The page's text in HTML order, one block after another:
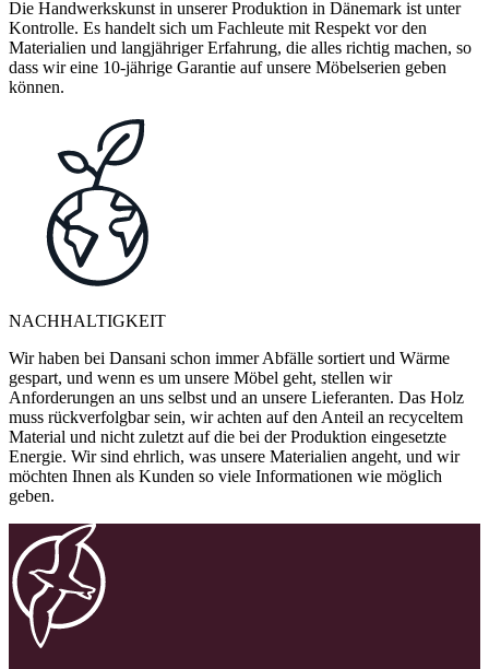
Die Handwerkskunst in unserer Produktion in Dänemark ist unter
Kontrolle. Es handelt sich um Fachleute mit Respekt vor den
Materialien und langjähriger Erfahrung, die alles richtig machen, so
dass wir eine 10-jährige Garantie auf unsere Möbelserien geben
können.
NACHHALTIGKEIT
Wir haben bei Dansani schon immer Abfälle sortiert und Wärme
gespart, und wenn es um unsere Möbel geht, stellen wir
Anforderungen an uns selbst und an unsere Lieferanten. Das Holz
muss rückverfolgbar sein, wir achten auf den Anteil an recyceltem
Material und nicht zuletzt auf die bei der Produktion eingesetzte
Energie. Wir sind ehrlich, was unsere Materialien angeht, und wir
möchten Ihnen als Kunden so viele Informationen wie möglich
geben.